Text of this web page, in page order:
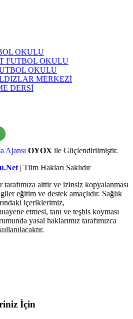
OKULU
FUTBOL OKULU
OKULU
MERKEZİ
DERSİ
Ajansı OYOXile Güçlendirilmiştir.
| Tüm Hakları Saklıdır
aittir ve izinsiz kopyalanması
eğitim ve destek amaçlıdır. Sağlık
içeriklerimiz,
etmesi, tanı ve teşhis koyması
yasal haklarımız tarafımızca
İçin